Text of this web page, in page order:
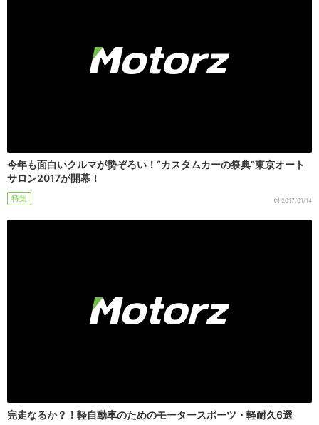
今年も面白いクルマが勢ぞろい！“カスタムカーの祭典”東京オート
サロン2017が開幕！
特集 2017/01/14
完走なるか？！軽自動車のためのモータースポーツ・軽耐久6選